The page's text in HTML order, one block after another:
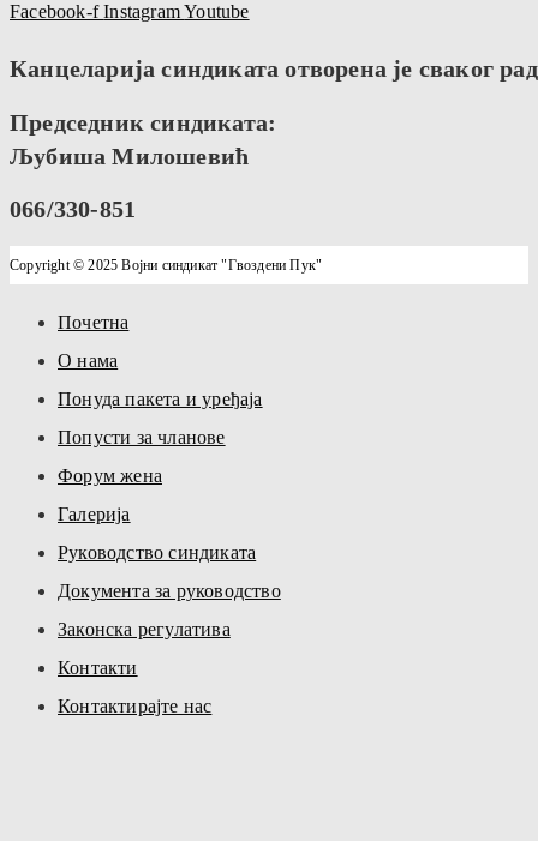
Facebook-f InstagramYoutube
Канцеларија синдиката отворена је сваког
Председник синдиката:
Љубиша Милошевић
066/330-851
Copyright © 2025 Војни синдикат "Гвоздени Пук"
Почетна
О нама
Понуда пакета и уређаја
Попусти за чланове
Форум жена
Галерија
Руководство синдиката
Документа за руководство
Законска регулатива
Контакти
Контактирајте нас